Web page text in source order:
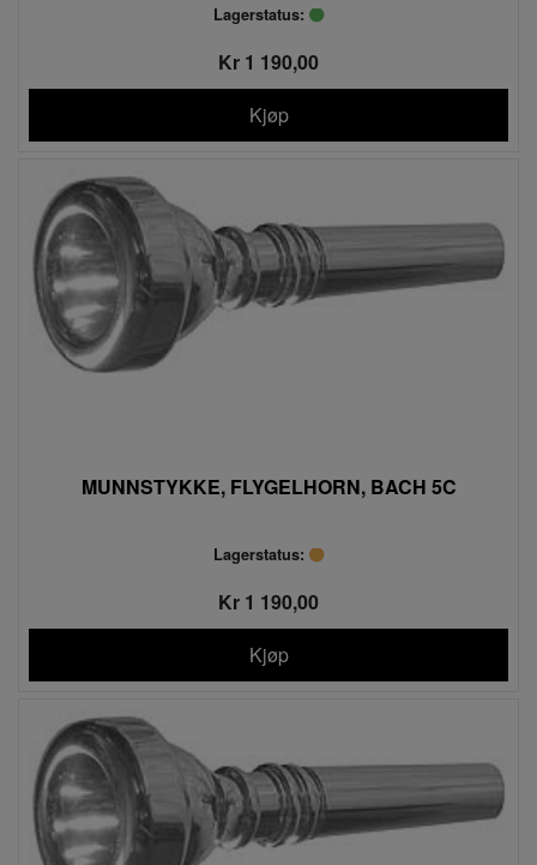
Lagerstatus:
Kr 1 190,00
Kjøp
MUNNSTYKKE, FLYGELHORN, BACH 5C
Lagerstatus:
Kr 1 190,00
Kjøp